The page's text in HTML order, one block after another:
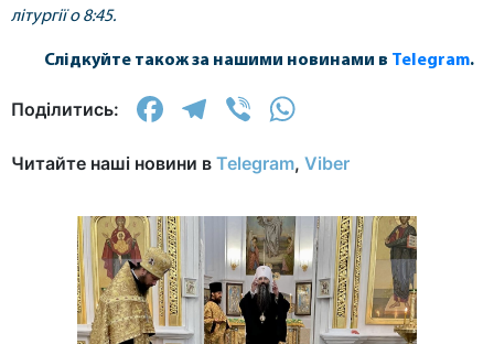
літургії о 8:45.
Слідкуйте також за нашими новинами в Telegram.
Поділитись: Facebook
Telegram
Viber
Читайте наші новини в Telegram, Viber